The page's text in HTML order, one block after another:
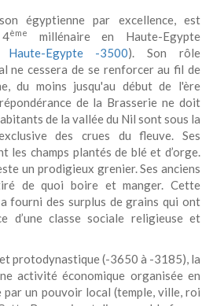
égyptienne par excellence, est
ème
millénaire en Haute-Egypte
Haute-Egypte -3500). Son rôle
ne cessera de se renforcer au fil de
du moins jusqu'au début de l'ère
de la Brasserie ne doit
de la vallée du Nil sont sous la
des crues du fleuve. Ses
les champs plantés de blé et d’orge.
un prodigieux grenier. Ses anciens
de quoi boire et manger. Cette
fourni des surplus de grains qui ont
d’une classe sociale religieuse et
et protodynastique (-3650 à -3185), la
activité économique organisée en
un pouvoir local (temple, ville, roi